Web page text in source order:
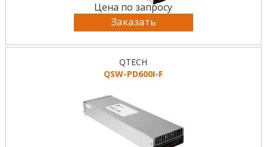
Цена по запросу
Заказать
QTECH
QSW-PD600I-F